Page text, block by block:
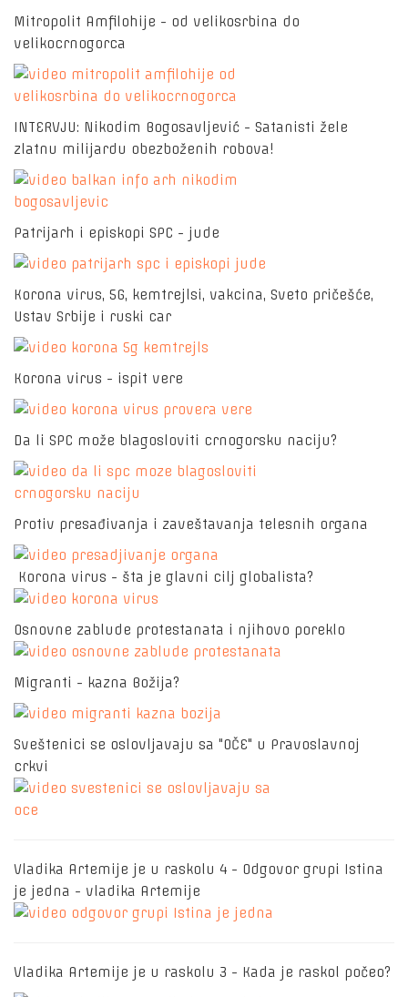
Mitropolit Amfilohije - od velikosrbina do
velikocrnogorca
INTERVJU: Nikodim Bogosavljević - Satanisti žele
zlatnu milijardu obezboženih robova!
Patrijarh i episkopi SPC - jude
Korona virus, 5G, kemtrejlsi, vakcina, Sveto pričešće,
Ustav Srbije i ruski car
Korona virus - ispit vere
Da li SPC može blagosloviti crnogorsku naciju?
Protiv presađivanja i zaveštavanja telesnih organa
Korona virus - šta je glavni cilj globalista?
Osnovne zablude protestanata i njihovo poreklo
Migranti - kazna Božija?
Sveštenici se oslovljavaju sa "OČE" u Pravoslavnoj
crkvi
Vladika Artemije je u raskolu 4 - Odgovor grupi Istina
je jedna - vladika Artemije
Vladika Artemije je u raskolu 3 - Kada je raskol počeo?